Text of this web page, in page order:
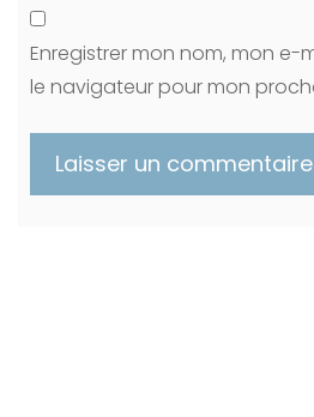
Enregistrer mon nom, mon e-
le navigateur pour mon